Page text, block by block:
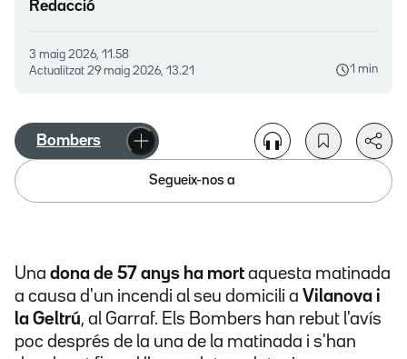
Redacció
3 maig 2026, 11.58
Actualitzat 29 maig 2026, 13.21 1 min
Bombers
Segueix-nos a
Una dona de 57 anys ha mort aquesta matinada
a causa d'un incendi al seu domicili a Vilanova i
la Geltrú, al Garraf. Els Bombers han rebut l'avís
poc després de la una de la matinada i s'han